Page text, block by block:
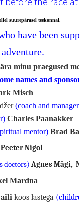
suurepärasel teekonnal.
have been
minu praegused
names and
Misch
(coach and
Charles Paanakker
mentor) Brad
Peeter Nigol
doctors) Agnes Mägi,
Mardna
koos lastega